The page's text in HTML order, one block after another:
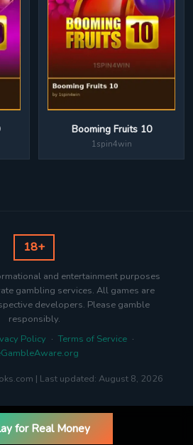
Booming Fruits 10
1spin4win
18+
and entertainment purposes
gambling services. All games are
developers. Please gamble
responsibly.
Policy · Terms of Service ·
| Last updated: August 8, 2026
for Real Money